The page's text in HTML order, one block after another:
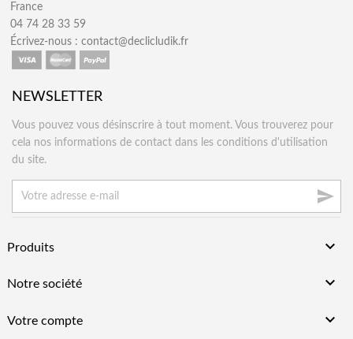
France
04 74 28 33 59
Écrivez-nous :contact@declicludik.fr
NEWSLETTER
Vous pouvez vous désinscrire à tout moment. Vous trouverez pour
cela nos informations de contact dans les conditions d'utilisation
du site.

Produits 
Notre société 
Votre compte 